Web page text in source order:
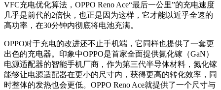
VFC充电优化算法，OPPO Reno Ace“最后一公里”的充电速度
几乎是前代的2倍快，也正是因为这样，它才能以近乎全速的
高功率，在30分钟内彻底将电池充满。
OPPO对于充电的改进还不止手机端，它同样也提供了一套更
出色的充电器。印象中OPPO是首家全面提供氮化镓（GaN）
电源适配器的智能手机厂商，作为第三代半导体材料，氮化镓
能够让电源适配器在更小的尺寸内，获得更高的转化效率，同
时整体的发热也会更低。OPPO Reno Ace就提供了一个尺寸与